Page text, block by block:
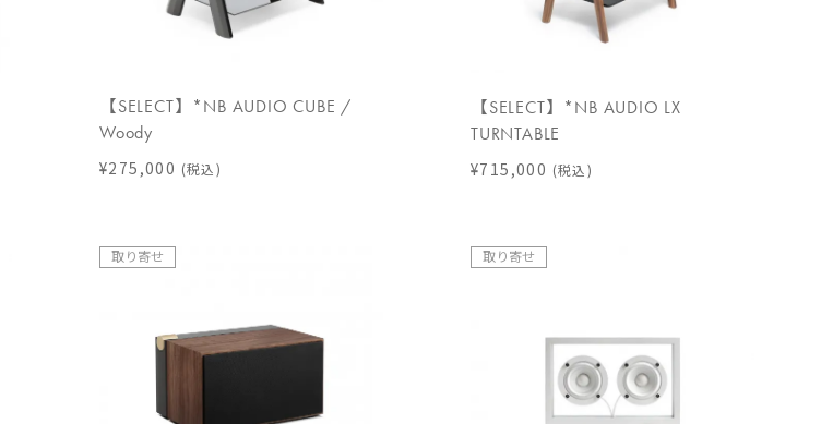
【SELECT】*NB AUDIO CUBE /
Woody
¥275,000 (税込)
【SELECT】*NB AUDIO LX
TURNTABLE
¥715,000 (税込)
取り寄せ 取り寄せ